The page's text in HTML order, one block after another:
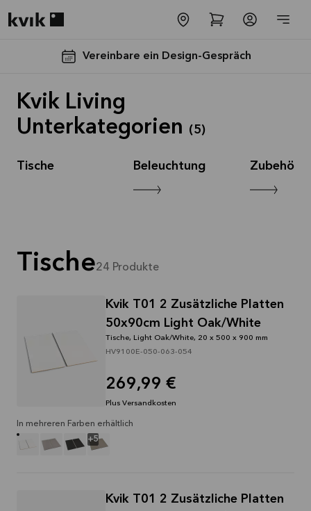
Vereinbare ein Design-Gespräch
lesen
Kvik Living
Unterkategorien
(5)
Tische Beleuchtung Zubehör
Tische24 Produkte
Kvik T01 2 Zusätzliche Platten
50x90cm Light Oak/White
Tische, Light Oak/White, 20 x 500 x 900 mm
HV9100E-050-063-054
269,99 €
Plus Versandkosten
In mehreren Farben erhältlich
+5
Kvik T01 2 Zusätzliche Platten